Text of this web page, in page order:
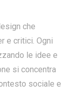
che
e critici. Ogni
le idee e
si concentra
sociale e